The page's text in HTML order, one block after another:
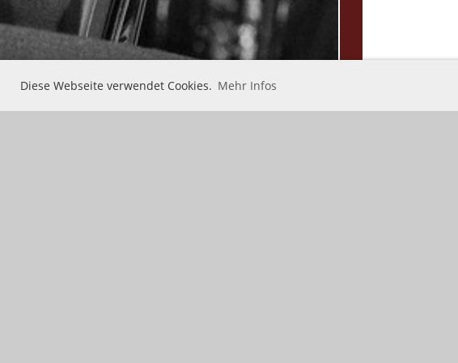
Diese Webseite verwendet Cookies. Mehr Infos